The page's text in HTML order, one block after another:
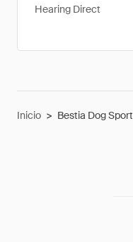
Hearing Direct
Inicio > Bestia Dog Sport